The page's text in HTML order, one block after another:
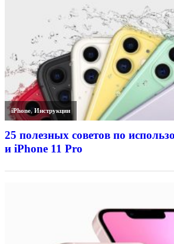
iPhone,Инструкции
25 полезных советов по
и iPhone 11 Pro